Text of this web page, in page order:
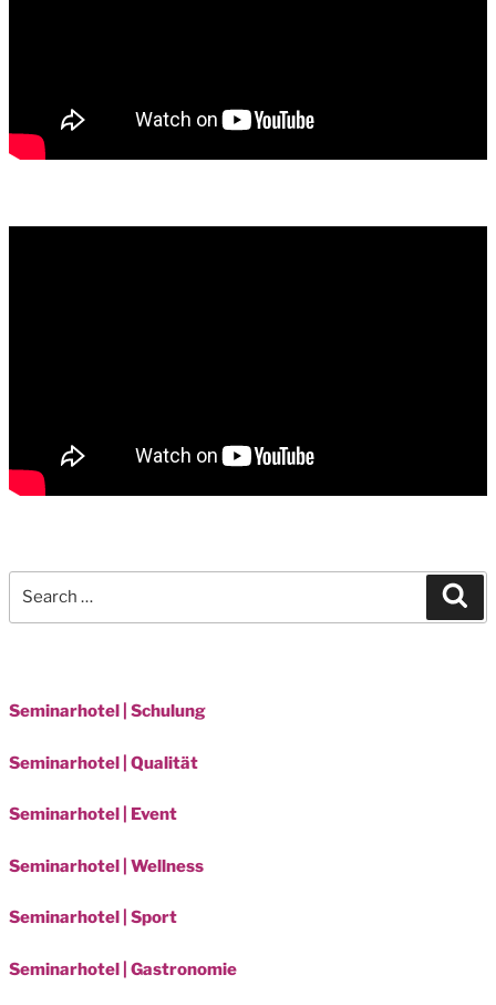
Seminarhotel | Schulung
Seminarhotel | Qualität
Seminarhotel | Event
Seminarhotel | Wellness
Seminarhotel | Sport
Seminarhotel | Gastronomie